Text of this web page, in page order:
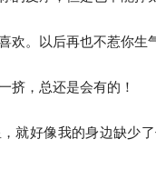
欢。以后再也不惹你生
挤，总还是会有的！
就好像我的身边缺少